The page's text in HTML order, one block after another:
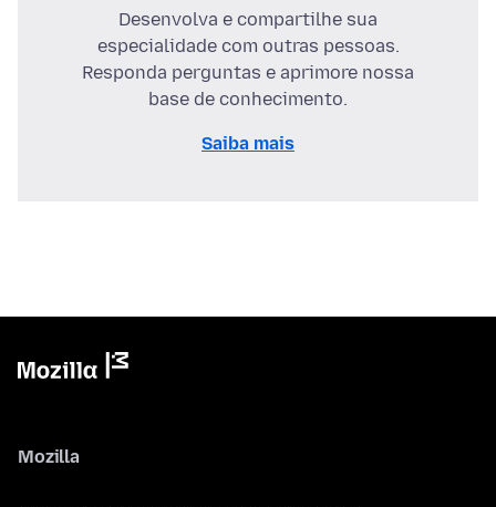
Desenvolva e compartilhe sua
especialidade com outras pessoas.
Responda perguntas e aprimore nossa
base de conhecimento.
Saiba mais
Mozilla